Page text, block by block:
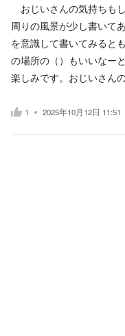
おじいさんの気持ちも
周りの風景が少し書い
を意識して書いてみると
の場所の（）もいいなー
楽しみです。おじいさん
1 2025年10月12日 11:51